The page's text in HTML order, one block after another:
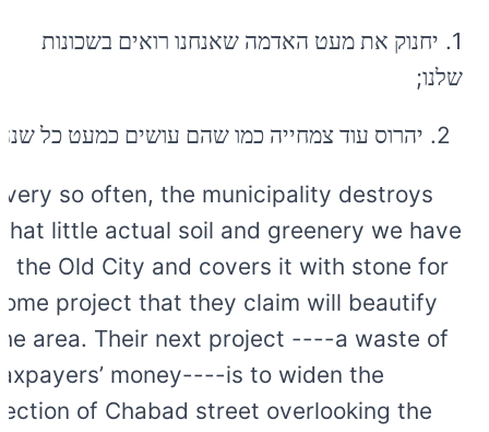
1.
יחנוק את מעט האדמה שאנחנו רואים בשכונות
שלנו;
2. יהרוס עוד צמחייה כמו שהם עושים כמעט כל
so often, the municipality destroys
little actual soil and greenery we have
the Old City and covers it with stone for
project that they claim will beautify
area. Their next project ----a waste of
money----is to widen the
of Chabad street overlooking the